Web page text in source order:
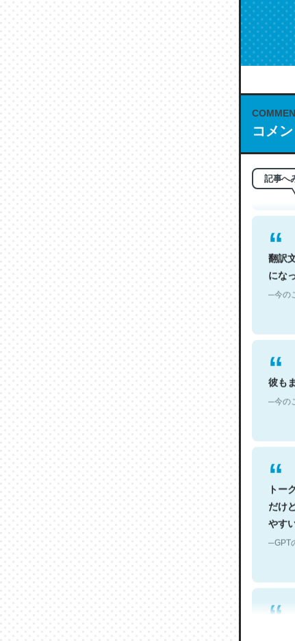
コメ
記事へ
これ
もお
─今の
翻訳
にな
─今の
彼も
─今の
トー
だけ
やす
─GPT
何気